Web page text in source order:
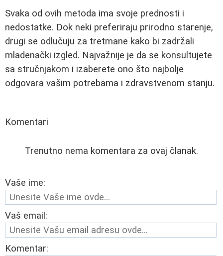
Svaka od ovih metoda ima svoje prednosti i
nedostatke. Dok neki preferiraju prirodno starenje,
drugi se odlučuju za tretmane kako bi zadržali
mladenački izgled. Najvažnije je da se konsultujete
sa stručnjakom i izaberete ono što najbolje
odgovara vašim potrebama i zdravstvenom stanju.
Komentari
Trenutno nema komentara za ovaj članak.
Vaše ime:
Vaš email:
Komentar: